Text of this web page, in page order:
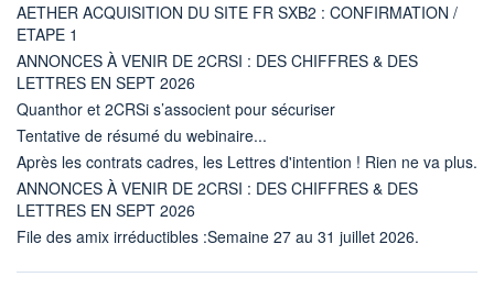
AETHER ACQUISITION DU SITE FR SXB2 : CONFIRMATION /
ETAPE 1
ANNONCES À VENIR DE 2CRSI : DES CHIFFRES & DES
LETTRES EN SEPT 2026
Quanthor et 2CRSi s’associent pour sécuriser
Tentative de résumé du webinaire...
Après les contrats cadres, les Lettres d'intention ! Rien ne va plus.
ANNONCES À VENIR DE 2CRSI : DES CHIFFRES & DES
LETTRES EN SEPT 2026
File des amix irréductibles :Semaine 27 au 31 juillet 2026.